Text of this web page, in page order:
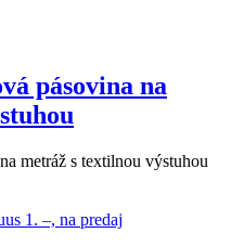
pásovina na
metráž s textilnou výstuhou